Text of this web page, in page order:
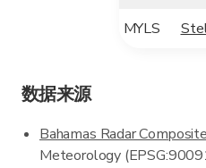
MYLS
数据来源
Bahamas Radar Composite
Meteorology